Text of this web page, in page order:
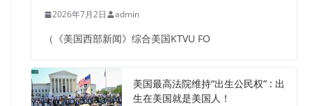
2026年7月2日 admin
（《美国西部新闻》综合美国KTVU FO
美国最高法院维持“出生公民权” : 出
生在美国就是美国人！